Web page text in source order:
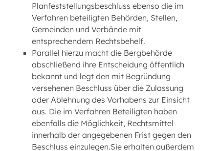
Planfeststellungsbeschluss ebenso die im
Verfahren beteiligten Behörden, Stellen,
Gemeinden und Verbände mit
entsprechendem Rechtsbehelf.
Parallel hierzu macht die Bergbehörde
abschließend ihre Entscheidung öffentlich
bekannt und legt den mit Begründung
versehenen Beschluss über die Zulassung
oder Ablehnung des Vorhabens zur Einsicht
aus. Die im Verfahren Beteiligten haben
ebenfalls die Möglichkeit, Rechtsmittel
innerhalb der angegebenen Frist gegen den
Beschluss einzulegen.Sie erhalten außerdem